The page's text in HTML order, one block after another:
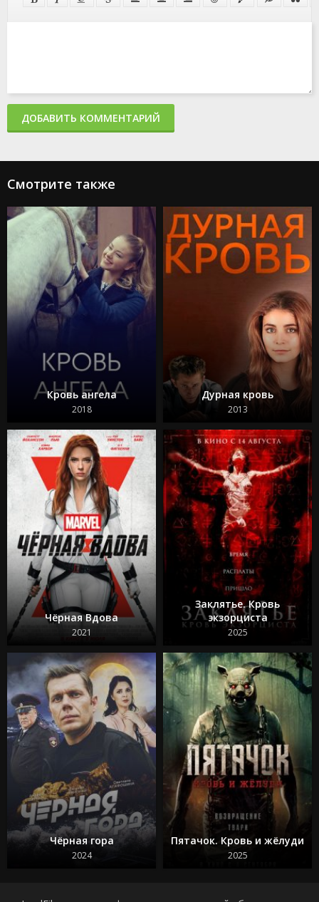
ДОБАВИТЬ КОММЕНТАРИЙ
Смотрите также
Кровь ангела
2018
Дурная кровь
2013
Чёрная Вдова
2021
Заклятье. Кровь
экзорциста
2025
Чёрная гора
2024
Пятачок. Кровь и жёлуди
2025